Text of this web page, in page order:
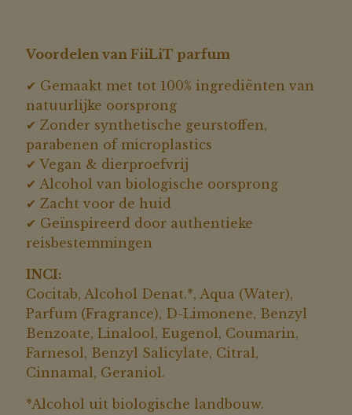
Voordelen van FiiLiT parfum
✔ Gemaakt met tot 100% ingrediënten van
natuurlijke oorsprong
✔ Zonder synthetische geurstoffen,
parabenen of microplastics
✔ Vegan & dierproefvrij
✔ Alcohol van biologische oorsprong
✔ Zacht voor de huid
✔ Geïnspireerd door authentieke
reisbestemmingen
INCI:
Cocitab, Alcohol Denat.*, Aqua (Water),
Parfum (Fragrance), D-Limonene, Benzyl
Benzoate, Linalool, Eugenol, Coumarin,
Farnesol, Benzyl Salicylate, Citral,
Cinnamal, Geraniol.
*Alcohol uit biologische landbouw.